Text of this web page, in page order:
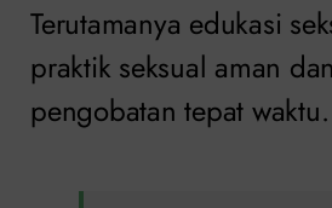
Terutamanya edukasi
praktik seksual aman
pengobatan tepat waktu.